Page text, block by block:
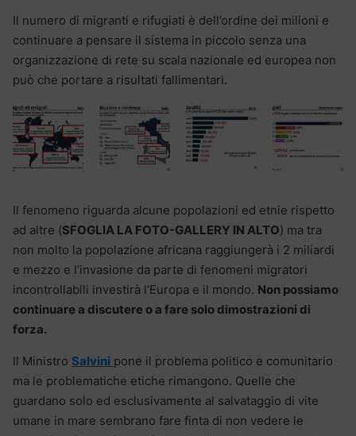
Il numero di migranti e rifugiati è dell’ordine dei milioni e
continuare a pensare il sistema in piccolo senza una
organizzazione di rete su scala nazionale ed europea non
può che portare a risultati fallimentari.
Il fenomeno riguarda alcune popolazioni ed etnie rispetto
ad altre (SFOGLIA LA FOTO-GALLERY IN ALTO) ma tra
non molto la popolazione africana raggiungerà i 2 miliardi
e mezzo e l’invasione da parte di fenomeni migratori
incontrollabili investirà l’Europa e il mondo. Non possiamo
continuare a discutere o a fare solo dimostrazioni di
forza.
Il Ministro Salvini pone il problema politico e comunitario
ma le problematiche etiche rimangono. Quelle che
guardano solo ed esclusivamente al salvataggio di vite
umane in mare sembrano fare finta di non vedere le